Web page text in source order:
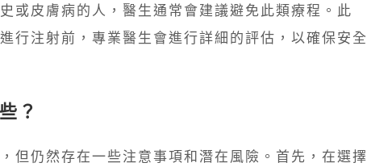
或皮膚病的人，醫生通常會建議避免此類療程。此
行注射前，專業醫生會進行詳細的評估，以確保安全
？
但仍然存在一些注意事項和潛在風險。首先，在選擇